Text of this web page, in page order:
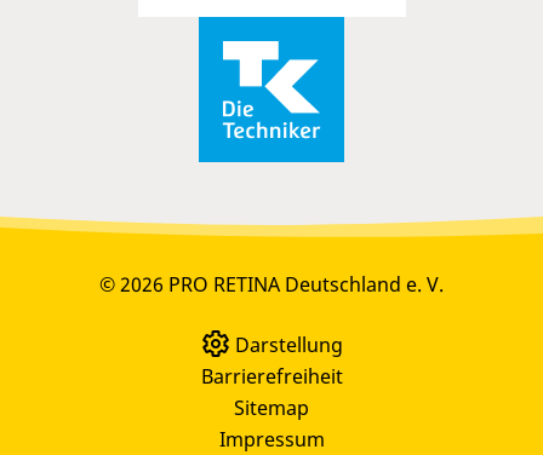
© 2026 PRO RETINA Deutschland e. V.
Darstellung
Barrierefreiheit
Sitemap
Impressum